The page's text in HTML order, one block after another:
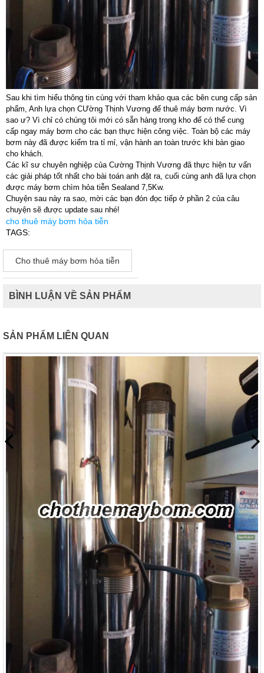
Sau khi tìm hiểu thông tin cùng với tham khảo qua các bên cung cấp sản
phẩm, Anh lựa chọn CƯờng Thịnh Vương để thuê máy bơm nước. Vì
sao ư? Vì chỉ có chúng tôi mới có sẵn hàng trong kho để có thể cung
cấp ngay máy bơm cho các bạn thực hiện công việc. Toàn bộ các máy
bơm này đã được kiểm tra tỉ mỉ, vận hành an toàn trước khi bàn giao
cho khách.
Các kĩ sư chuyên nghiệp của Cường Thịnh Vương đã thực hiện tư vấn
các giải pháp tốt nhất cho bài toán anh đặt ra, cuối cùng anh đã lựa chọn
được máy bơm chìm hỏa tiễn Sealand 7,5Kw.
Chuyện sau này ra sao, mời các bạn đón đọc tiếp ở phần 2 của câu
chuyện sẽ được update sau nhé!
cho thuê máy bơm hỏa tiễn
TAGS:
Cho thuê máy bơm hỏa tiễn
BÌNH LUẬN VỀ SẢN PHẨM
SẢN PHẨM LIÊN QUAN
Giá: Liên hệ - 0975 135 635 - 0989 490 236 - 0936 995
663
Dịch vụ cho thuê máy bơm hỏa tiễn nhanh chóng, giá tốt cho
các khách hàng trên toàn quốc